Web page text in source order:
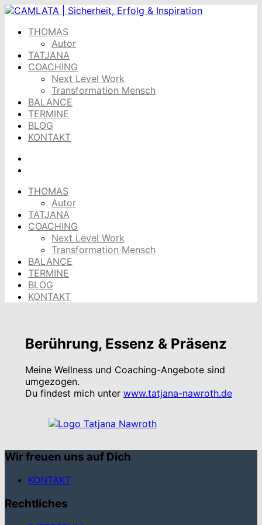
Skip
contentTHOMAS
Autor
TATJANA
COACHING
Next Level Work
Transformation Mensch
BALANCE
TERMINE
BLOG
KONTAKT
THOMAS
Autor
TATJANA
COACHING
Next Level Work
Transformation Mensch
BALANCE
TERMINE
BLOG
KONTAKT
Berührung, Essenz & Präsenz
Meine Wellness und Coaching-Angebote sind
umgezogen.
Du findest mich unter www.tatjana-nawroth.de
Wir freuen uns auf Dich
KONTAKT
Rechtliches